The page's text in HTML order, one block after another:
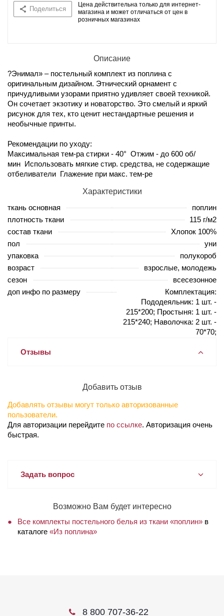
Поделиться
Цена действительна только для интернет-
магазина и может отличаться от цен в
розничных магазинах
Описание
?Энимал» – постельный комплект из поплина с
оригинальным дизайном. Этнический орнамент с
причудливыми узорами приятно удивляет своей техникой.
Он сочетает экзотику и новаторство. Это смелый и яркий
рисунок для тех, кто ценит нестандартные решения и
необычные принты.
Рекомендации по уходу:
Максимальная тем-ра стирки - 40° Отжим - до 600 об/
мин Использовать мягкие стир. средства, не содержащие
отбеливатели Глажение при макс. тем-ре
Характеристики
ткань основная
поплин
плотность ткани
115 г/м2
состав ткани
Хлопок 100%
пол
уни
упаковка
полукороб
возраст
взрослые, молодежь
сезон
всесезонное
доп инфо по размеру
Комплектация:
Пододеяльник: 1 шт. -
215*200; Простыня: 1 шт. -
215*240; Наволочка: 2 шт. -
70*70;
Отзывы
Добавить отзыв
Добавлять отзывы могут только авторизованные
пользователи.
Для авторизации перейдите по ссылке. Авторизация очень
быстрая.
Задать вопрос
Возможно Вам будет интересно
Все комплекты постельного белья из ткани «поплин» в
каталоге «Из поплина»
8 800 707-36-22